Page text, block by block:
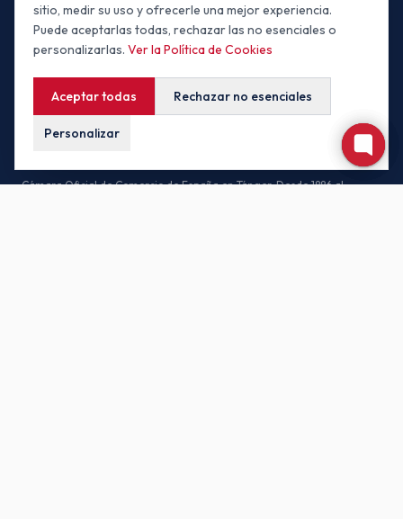
sitio, medir su uso y ofrecerle una mejor experiencia.
Puede aceptarlas todas, rechazar las no esenciales o
personalizarlas. Ver la Política de Cookies
Aceptar todas Rechazar no esenciales
Personalizar
Buscador de Socios
Cámara Oficial de Comercio de España en Tánger. Desde 1886 al